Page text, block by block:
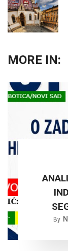
MORE IN:
By